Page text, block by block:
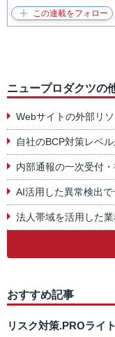
ニュープロダクツの
Webサイトの外部リ
自社のBCP対策レベ
内部通報の一次受付
AI活用した異常検出
法人帯域を活用した
おすすめ記事
リスク対策.PROライ